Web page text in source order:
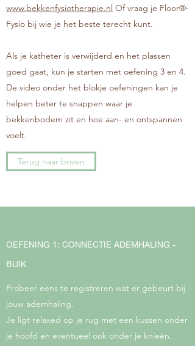
www.bekkenfysiotherapie.nl Of vraag je Floor®-
Fysio bij wie je het beste terecht kunt.
Als je katheter is verwijderd en het plassen
goed gaat, kun je starten met oefening 3 en 4.
De video onder het blokje oefeningen kan je
helpen beter te snappen waar je
bekkenbodem zit en hoe aan- en ontspannen
voelt.
Terug naar boven
OEFENING 1: CONNECTIE ADEMHALING -
BUIK
Probeer eens te registreren wat er gebeurt bij
jouw ademhaling.
Je ligt relaxed op je rug met een kussen onder
je hoofd en eventueel ook onder je knieën.